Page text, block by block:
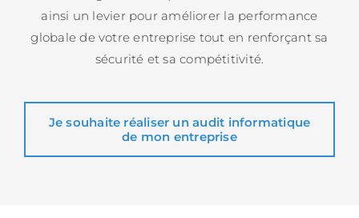
ainsi un levier pour améliorer la performance
globale de votre entreprise tout en renforçant sa
sécurité et sa compétitivité.
Je souhaite réaliser un audit informatique
de mon entreprise